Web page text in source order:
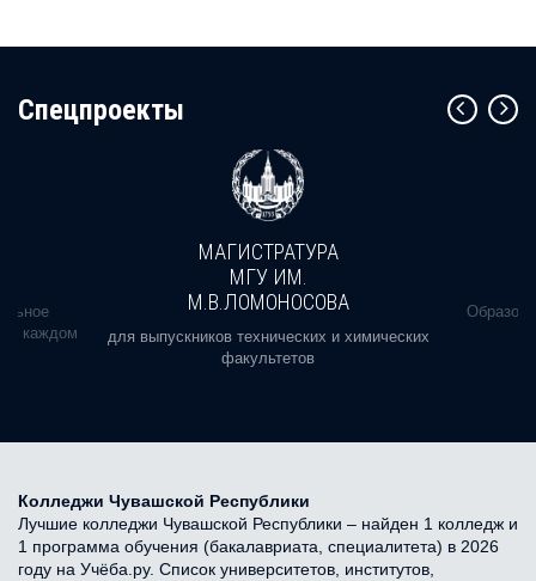
Cпецпроекты
в каждом
МАГИСТРАТУРА
МГУ ИМ.
М.В.ЛОМОНОСОВА
для выпускников технических и химических
факультетов
Колледжи Чувашской Республики
Лучшие колледжи Чувашской Республики – найден 1 колледж и
1 программа обучения (бакалавриата, специалитета) в 2026
году на Учёба.ру. Список университетов, институтов,